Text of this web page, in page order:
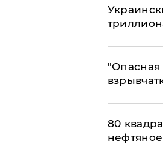
"Опасная
80